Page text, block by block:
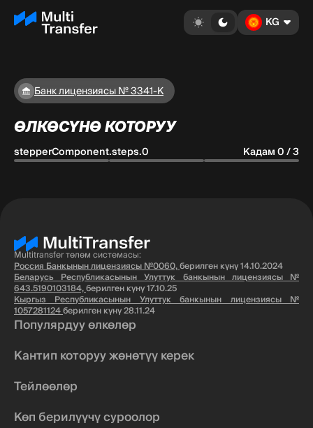
KG
Банк лицензиясы № 3341-К
ӨЛКӨСҮНӨ КОТОРУУ
stepperComponent.steps.0 Кадам 0 / 3
Multitransfer төлөм системасы:
Россия Банкынын лицензиясы №0060,берилген күнү 14.10.2024
Беларусь Республикасынын Улуттук банкынын лицензиясы №
643.5190103184,берилген күнү 17.10.25
Кыргыз Республикасынын Улуттук банкынын лицензиясы №
1057281124берилген күнү 28.11.24
Популярдуу өлкөлөр
Кантип которуу жөнөтүү керек
Тейлөөлөр
Көп берилүүчү суроолор